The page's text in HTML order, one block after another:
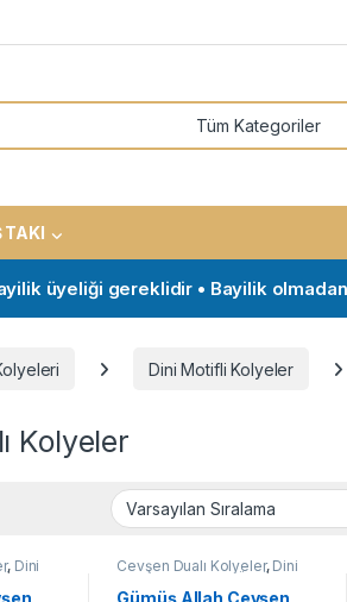
TAKI
gereklidir • Bayilik olmadan
Dini Motifli Kolyeler
Kolyeler
, Dini
TAKI
Cevşen Dualı Kolyeler, Dini
Motifli Kolyeler
GÜMÜŞ TAKI
Kadın Kolyeleri, Kolye